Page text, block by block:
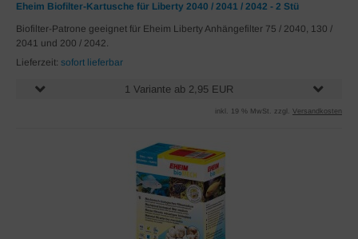
Eheim Biofilter-Kartusche für Liberty 2040 / 2041 / 2042 - 2 Stü
Biofilter-Patrone geeignet für Eheim Liberty Anhängefilter 75 / 2040, 130 /
2041 und 200 / 2042.
Lieferzeit: sofort lieferbar
1 Variante ab 2,95 EUR
inkl. 19 % MwSt. zzgl. Versandkosten